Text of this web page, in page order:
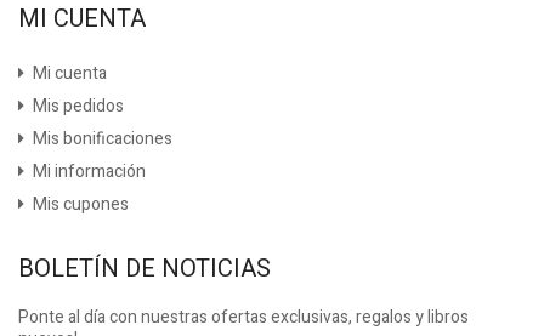
MI CUENTA
Mi cuenta
Mis pedidos
Mis bonificaciones
Mi información
Mis cupones
BOLETÍN DE NOTICIAS
Ponte al día con nuestras ofertas exclusivas, regalos y libros